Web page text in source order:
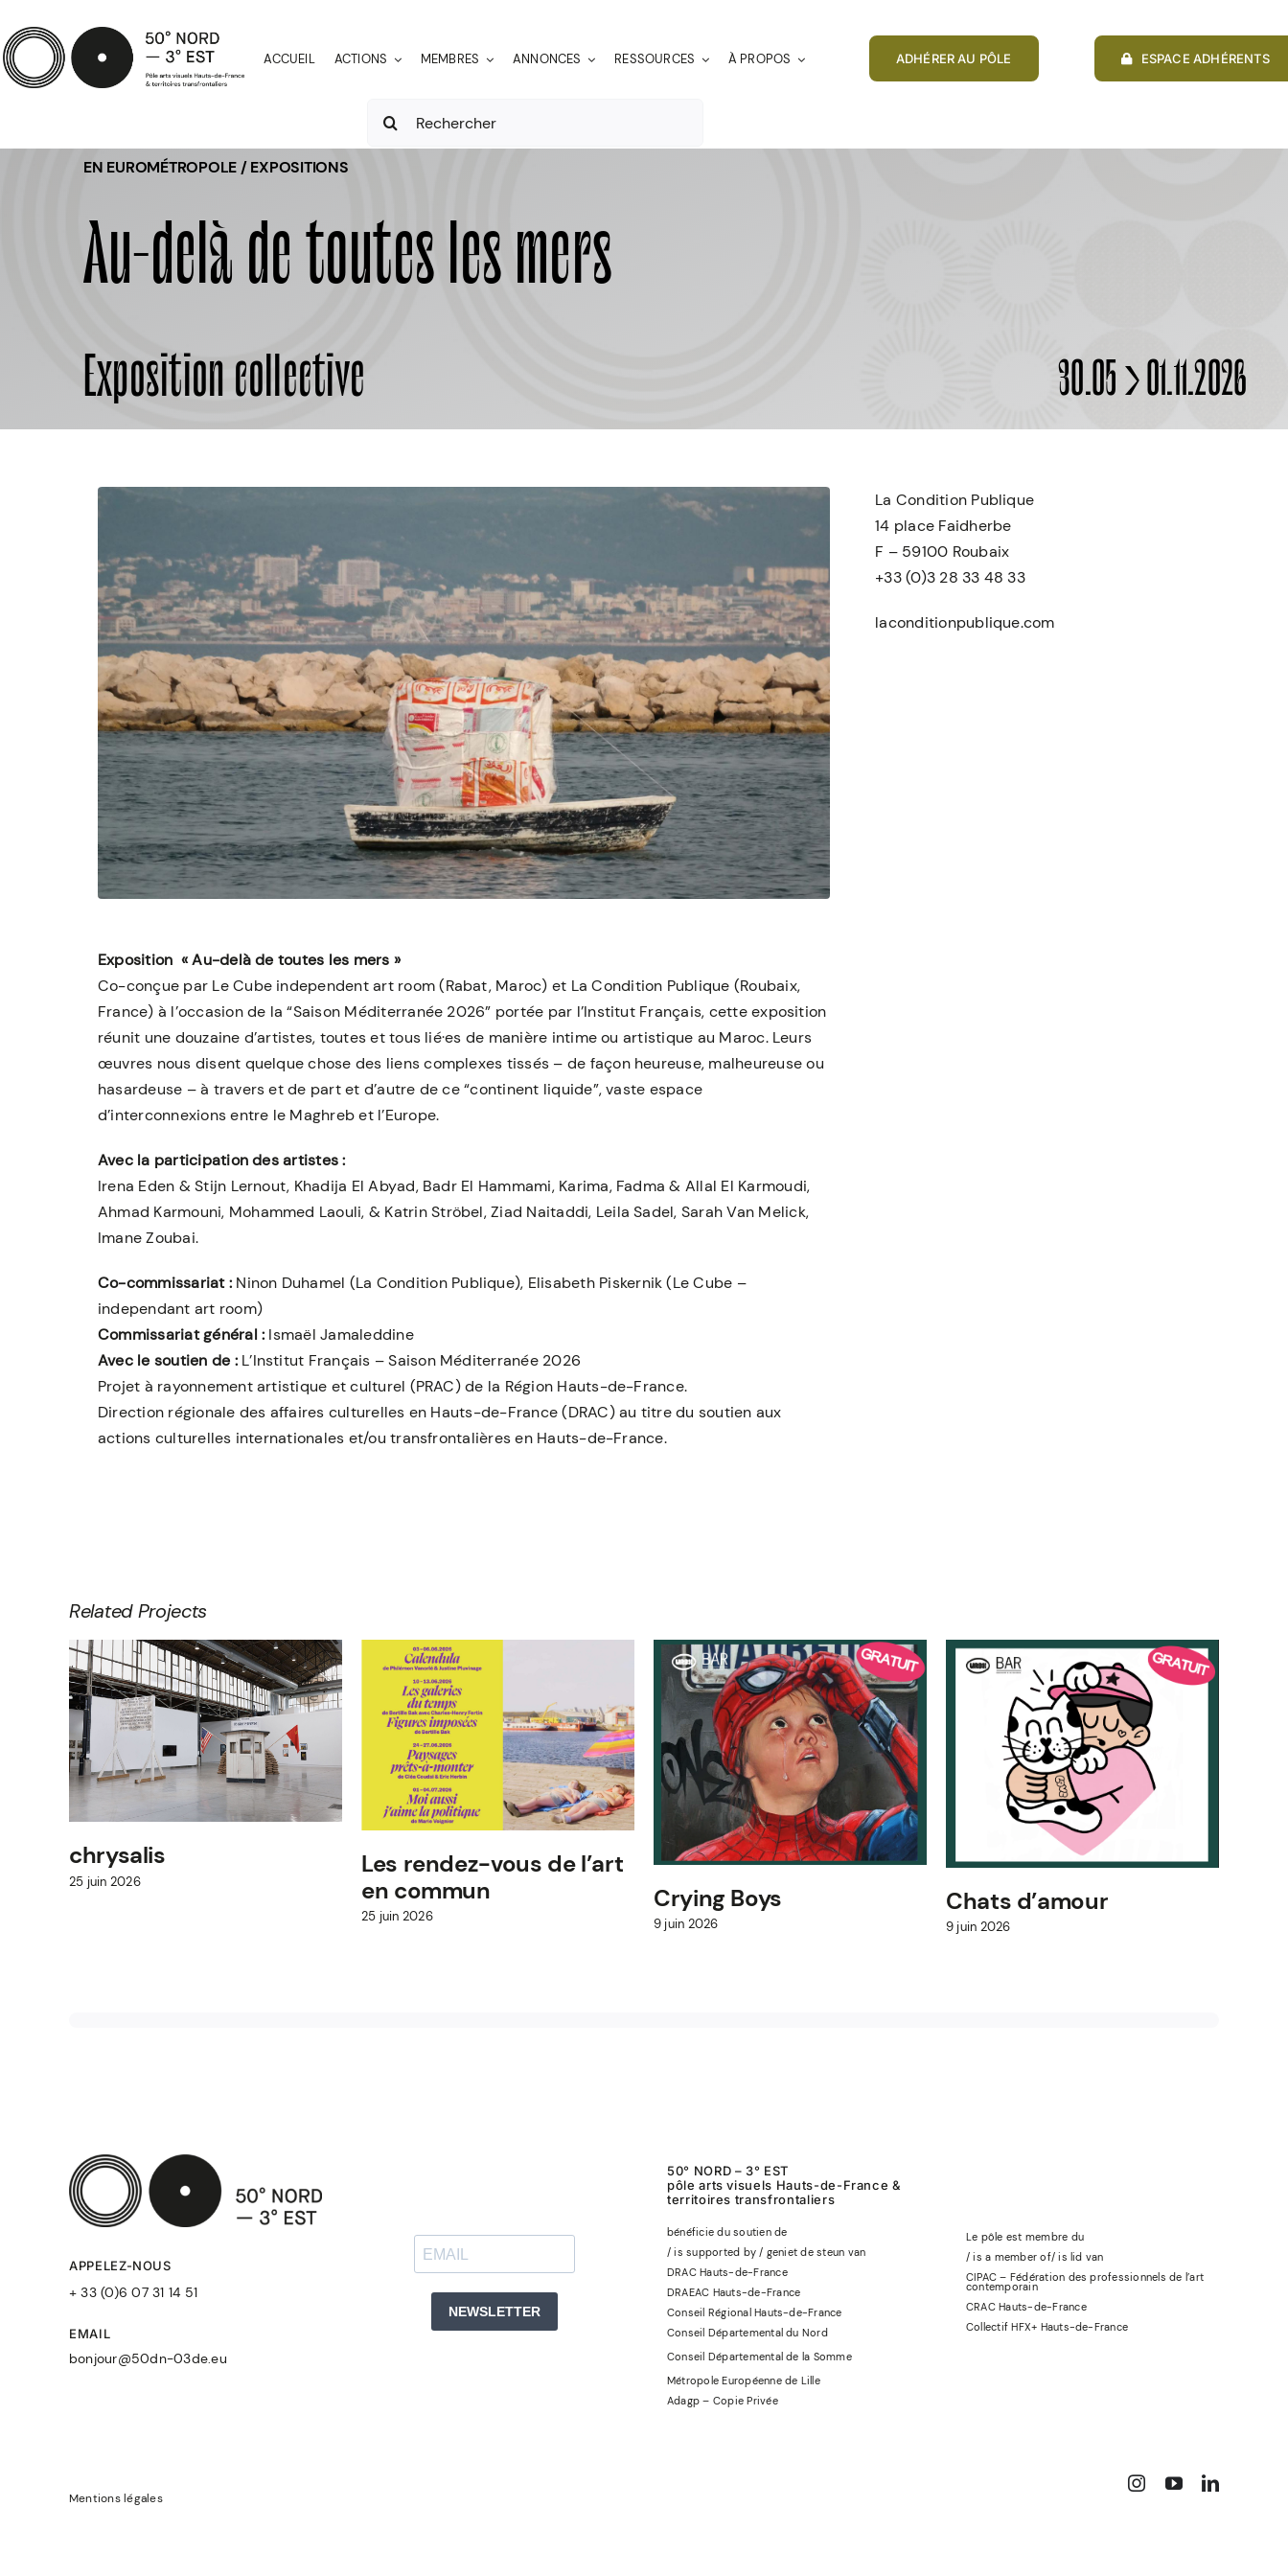
au
contenu
ACCUEIL ACTIONS MEMBRES ANNONCES RESSOURCES À PROPOS ADHÉRER AU PÔLE ESPACE ADHÉRENTS
EN EUROMÉTROPOLE / EXPOSITIONS
Au-delà de toutes les mers
Exposition collective 30.05 > 01.11.2026
Exposition « Au-delà de toutes les mers »
Co-conçue par Le Cube independent art room (Rabat, Maroc) et La Condition Publique (Roubaix,
France) à l’occasion de la “Saison Méditerranée 2026” portée par l’Institut Français, cette exposition
réunit une douzaine d’artistes, toutes et tous lié·es de manière intime ou artistique au Maroc. Leurs
œuvres nous disent quelque chose des liens complexes tissés – de façon heureuse, malheureuse ou
hasardeuse – à travers et de part et d’autre de ce “continent liquide”, vaste espace
d’interconnexions entre le Maghreb et l’Europe.
Avec la participation des artistes :
Irena Eden & Stijn Lernout, Khadija El Abyad, Badr El Hammami, Karima, Fadma & Allal El Karmoudi,
Ahmad Karmouni, Mohammed Laouli, & Katrin Ströbel, Ziad Naitaddi, Leila Sadel, Sarah Van Melick,
Imane Zoubai.
Co-commissariat : Ninon Duhamel (La Condition Publique), Elisabeth Piskernik (Le Cube –
independant art room)
Commissariat général : Ismaël Jamaleddine
Avec le soutien de :L’Institut Français – Saison Méditerranée 2026
Projet à rayonnement artistique et culturel (PRAC) de la Région Hauts-de-France.
Direction régionale des affaires culturelles en Hauts-de-France (DRAC) au titre du soutien aux
actions culturelles internationales et/ou transfrontalières en Hauts-de-France.
La Condition Publique
14 place Faidherbe
F – 59100 Roubaix
+33 (0)3 28 33 48 33
laconditionpublique.com
Related Projects
chrysalis
25 juin 2026
Les rendez-vous de l’art
en commun
25 juin 2026
Crying Boys
9 juin 2026
Chats d’amour
9 juin 2026
APPELEZ-NOUS
+ 33 (0)6 07 31 14 51
EMAIL
bonjour@50dn-03de.eu
50° NORD – 3° EST
pôle arts visuels Hauts-de-France &
territoires transfrontaliers
bénéficie du soutien de
/ is supported by / geniet de steun van
DRAC Hauts-de-France
DRAEAC Hauts-de-France
Conseil Régional Hauts-de-France
Conseil Départemental du Nord
Conseil Départemental de la Somme
Métropole Européenne de Lille
Adagp – Copie Privée
Le pôle est membre du
/ is a member of/is lid van
CIPAC – Fédération des professionnels de l’art
contemporain
CRAC Hauts-de-France
Collectif HFX+ Hauts-de-France
Mentions légales